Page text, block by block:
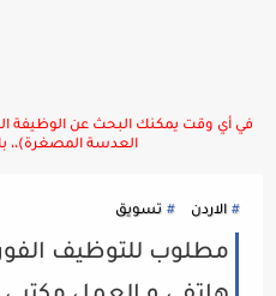
في أي وقت يمكنك البحث عن الوظيفة
العدسة المصغرة)،،
الاردن تسويق
مطلوب للتوظيف